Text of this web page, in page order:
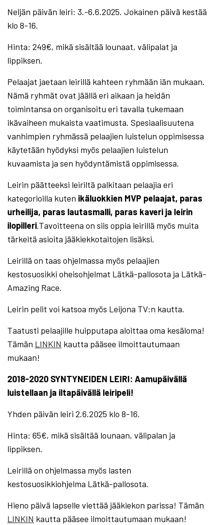
Neljän päivän leiri: 3.-6.6.2025. Jokainen päivä kestää
klo 8-16.
Hinta: 249€, mikä sisältää lounaat, välipalat ja
lippiksen.
Pelaajat jaetaan leirillä kahteen ryhmään iän mukaan.
Nämä ryhmät ovat jäällä eri aikaan ja heidän
toimintansa on organisoitu eri tavalla tukemaan
ikävaiheen mukaista vaatimusta. Spesiaalisuutena
vanhimpien ryhmässä pelaajien luistelun oppimisessa
käytetään hyödyksi myös pelaajien luistelun
kuvaamista ja sen hyödyntämistä oppimisessa.
Leirin päätteeksi leiriltä palkitaan pelaajia eri
kategorioilla kuten ikäluokkien MVP pelaajat, paras
urheilija, paras lautasmalli, paras kaveri ja leirin
ilopilleri.Tavoitteena on siis oppia leirillä myös muita
tärkeitä asioita jääkiekkotaitojen lisäksi.
Leirillä on taas ohjelmassa myös pelaajien
kestosuosikki oheisohjelmat Lätkä-pallosota ja Lätkä-
Amazing Race.
Leirin pelit voi katsoa myös Leijona TV:n kautta.
Taatusti pelaajille huipputapa aloittaa oma kesäloma!
Tämän LINKIN kautta pääsee ilmoittautumaan
mukaan!
2018-2020 SYNTYNEIDEN LEIRI: Aamupäivällä
luistellaan ja iltapäivällä leiripeli!
Yhden päivän leiri 2.6.2025 klo 8-16.
Hinta: 65€, mikä sisältää lounaan, välipalan ja
lippiksen.
Leirillä on ohjelmassa myös lasten
kestosuosikkiohjelma Lätkä-pallosota.
Hieno päivä lapselle viettää jääkiekon parissa! Tämän
LINKIN kautta pääsee ilmoittautumaan mukaan!